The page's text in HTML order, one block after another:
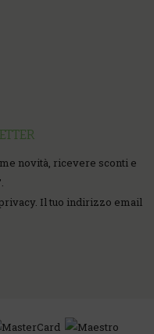
novità, ricevere sconti e
.
Il tuo indirizzo email